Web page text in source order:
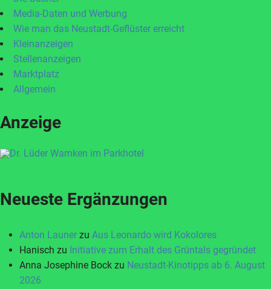
Media-Daten und Werbung
Wie man das Neustadt-Geflüster erreicht
Kleinanzeigen
Stellenanzeigen
Marktplatz
Allgemein
Anzeige
Neueste Ergänzungen
Anton Launer zu Aus Leonardo wird Kokolores
Hanisch zu Initiative zum Erhalt des Grüntals gegründet
Anna Josephine Bock zu Neustadt-Kinotipps ab 6. August
2026